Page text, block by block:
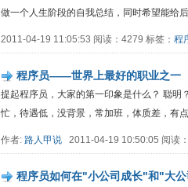
做一个人生阶段的自我总结，同时希望能给
2011-04-19 11:05:53 阅读：4279 标签： 程
程序员——世界上最好的职业之一
提起程序员，大家的第一印象是什么？ 聪明
忙，待遇低，没背景，常加班，体质差，有
作者: 路人甲说 2011-04-19 10:50:05 阅读
程序员如何在"小公司成长"和"大